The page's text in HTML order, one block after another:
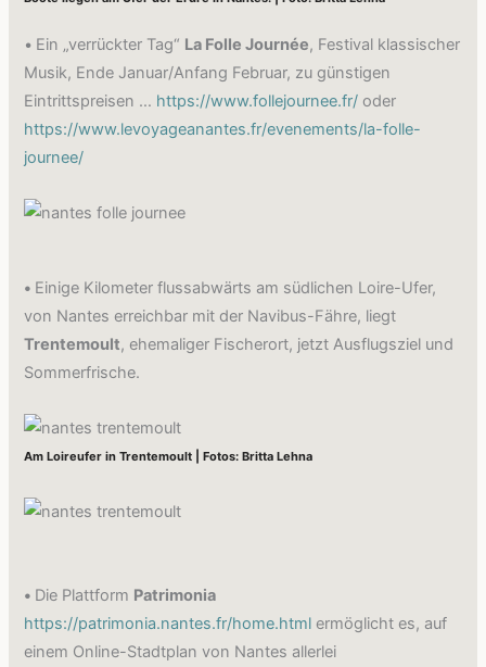
• Ein „verrückter Tag“ La Folle Journée, Festival klassischer
Musik, Ende Januar/Anfang Februar, zu günstigen
Eintrittspreisen … https://www.follejournee.fr/ oder
https://www.levoyageanantes.fr/evenements/la-folle-
journee/
• Einige Kilometer flussabwärts am südlichen Loire-Ufer,
von Nantes erreichbar mit der Navibus-Fähre, liegt
Trentemoult, ehemaliger Fischerort, jetzt Ausflugsziel und
Sommerfrische.
Am Loireufer in Trentemoult | Fotos: Britta Lehna
• Die Plattform Patrimonia
https://patrimonia.nantes.fr/home.html ermöglicht es, auf
einem Online-Stadtplan von Nantes allerlei